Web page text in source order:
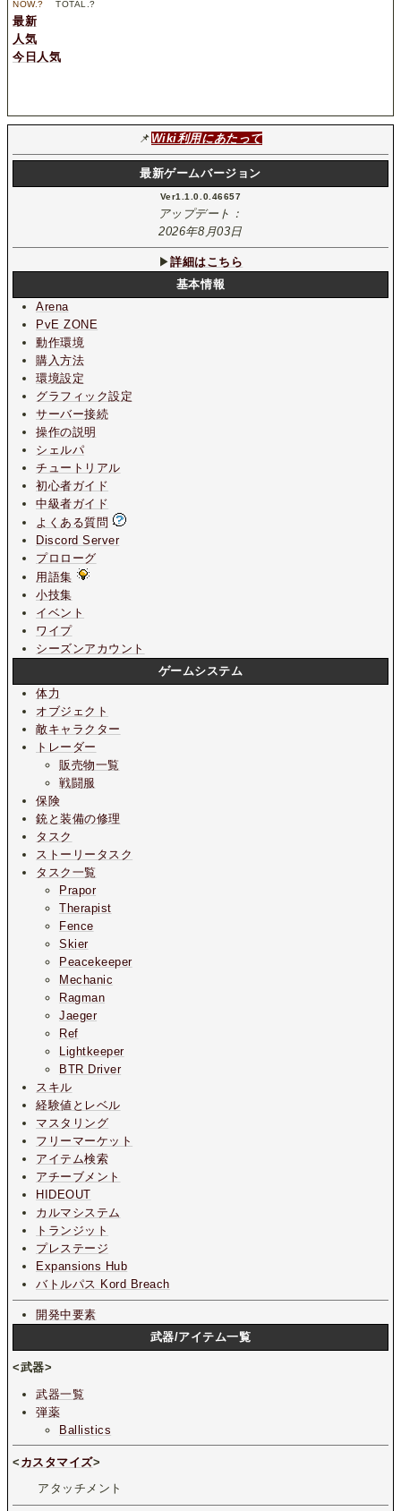
NOW.? TOTAL.?
最新
人気
今日人気
📌 Wiki利用にあたって
最新ゲームバージョン
Ver1.1.0.0.46657
アップデート：
2026年8月03日
▶詳細はこちら
基本情報
Arena
PvE ZONE
動作環境
購入方法
環境設定
グラフィック設定
サーバー接続
操作の説明
シェルパ
チュートリアル
初心者ガイド
中級者ガイド
よくある質問
Discord Server
プロローグ
用語集
小技集
イベント
ワイプ
シーズンアカウント
ゲームシステム
体力
オブジェクト
敵キャラクター
トレーダー
販売物一覧
戦闘服
保険
銃と装備の修理
タスク
ストーリータスク
タスク一覧
Prapor
Therapist
Fence
Skier
Peacekeeper
Mechanic
Ragman
Jaeger
Ref
Lightkeeper
BTR Driver
スキル
経験値とレベル
マスタリング
フリーマーケット
アイテム検索
アチーブメント
HIDEOUT
カルマシステム
トランジット
プレステージ
Expansions Hub
バトルパス Kord Breach
開発中要素
武器/アイテム一覧
<武器>
武器一覧
弾薬
Ballistics
< カスタマイズ>
アタッチメント